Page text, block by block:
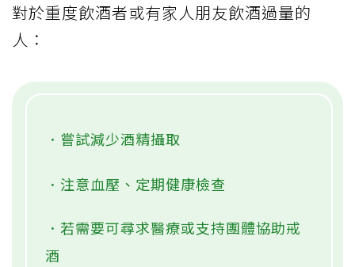
對於重度飲酒者或有家人朋友飲酒過量的
人：
．嘗試減少酒精攝取
．注意血壓、定期健康檢查
．若需要可尋求醫療或支持團體協助戒
酒